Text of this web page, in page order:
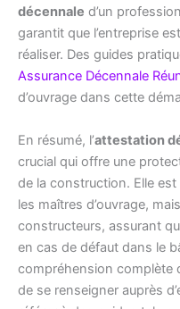
décennale d’un
garantit que l’entreprise
réaliser. Des guides
Assurance Décennale
d’ouvrage dans cette
En résumé, l’attestation
crucial qui offre une
de la construction. Elle
les maîtres d’ouvrage,
constructeurs, assurant
en cas de défaut dans le
compréhension complète
de se renseigner auprès